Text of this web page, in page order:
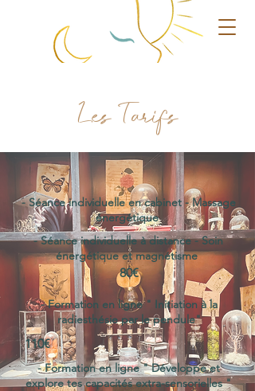
Les Tarifs
- Séance individuelle en cabinet - Massage
énergétique
- Séance individuelle à distance - Soin
énergétique et magnétisme
80€
​-Formation en ligne " Initiation à la
radiesthésie par le pendule"
110€
​-Formation en ligne " Développe et
explore tes capacités extra-sensorielles "